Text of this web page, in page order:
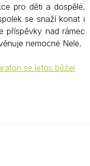
pro děti a dospělé.
se snaží konat i
příspěvky nad rámec
nemocné Nele.
se letos běžel